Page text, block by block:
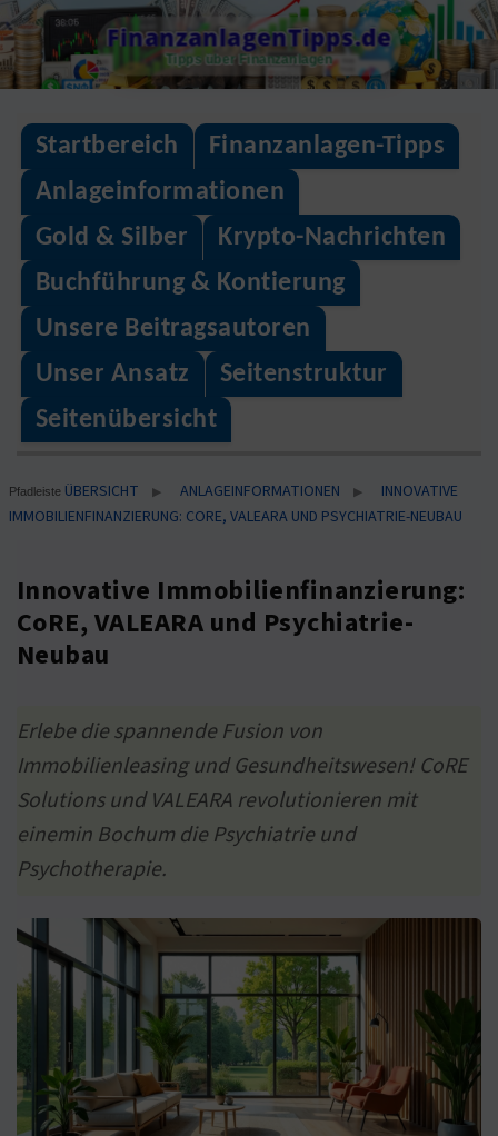
Skip
to
content
FinanzanlagenTipps.de
Tipps über Finanzanlagen
Startbereich
Finanzanlagen-Tipps
Anlageinformationen
Gold & Silber
Krypto-Nachrichten
Buchführung & Kontierung
Unsere Beitragsautoren
Unser Ansatz
Seitenstruktur
Seitenübersicht
Pfadleiste ÜBERSICHT ▶ ANLAGEINFORMATIONEN ▶
INNOVATIVE
IMMOBILIENFINANZIERUNG: CORE, VALEARA UND PSYCHIATRIE-NEUBAU
Innovative Immobilienfinanzierung:
CoRE, VALEARA und Psychiatrie-
Neubau
Erlebe die spannende Fusion von
Immobilienleasing und Gesundheitswesen! CoRE
Solutions und VALEARA revolutionieren mit
einemin Bochum die Psychiatrie und
Psychotherapie.